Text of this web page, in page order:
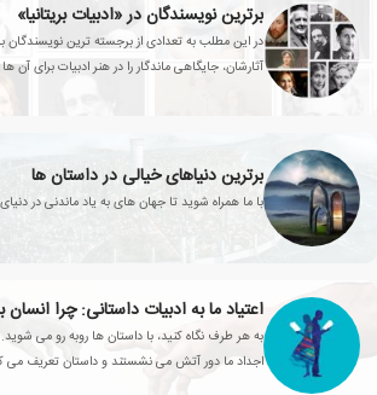
برترین نویسندگان در «ادبیات بریتانیا»
در این مطلب به تعدادی از برجسته ترین نویسندگان
آثارشان، جایگاهی ماندگار را در هنر ادبیات برای آن
برترین دنیاهای خیالی در داستان ها
با ما همراه شوید تا جهان های به یاد ماندنی در
اعتیاد ما به ادبیات داستانی: چرا انسان
به هر طرف نگاه کنید، با داستان ها روبه رو می
اجداد ما دور آتش می نشستند و داستان تعریف می